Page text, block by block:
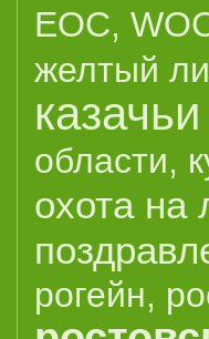
EOC,
желтый
области,
охота на
рогейн,